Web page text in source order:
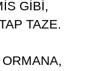
GİBİ,
TAZE.